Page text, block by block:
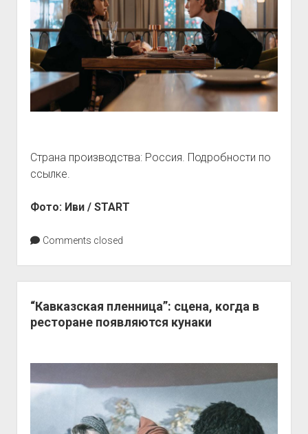
Страна производства: Россия. Подробности по
ссылке.
Фото: Иви / START
Comments closed
“Кавказская пленница”: сцена, когда в
ресторане появляются кунаки